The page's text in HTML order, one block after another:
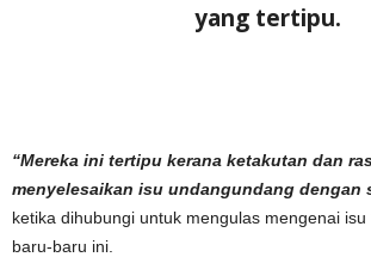
yang tertipu.
“Mereka ini tertipu kerana ketakutan dan
menyelesaikan isu undangundang dengan
ketika dihubungi untuk mengulas mengenai isu
baru-baru ini.